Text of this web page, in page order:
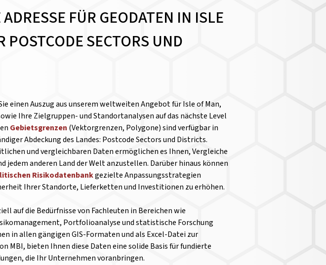
FÜR GEODATEN IN ISLE
POSTCODE SECTORS UND
einen Auszug aus unserem weltweiten Angebot für Isle of Man,
Ihre Zielgruppen- und Standortanalysen auf das nächste Level
Gebietsgrenzen (Vektorgrenzen, Polygone) sind verfügbar in
Abdeckung des Landes: Postcode Sectors und Districts.
und vergleichbaren Daten ermöglichen es Ihnen, Vergleiche
jedem anderen Land der Welt anzustellen. Darüber hinaus können
Risikodatenbankgezielte Anpassungsstrategien
Ihrer Standorte, Lieferketten und Investitionen zu erhöhen.
auf die Bedürfnisse von Fachleuten in Bereichen wie
Portfolioanalyse und statistische Forschung
in allen gängigen GIS-Formaten und als Excel-Datei zur
MBI, bieten Ihnen diese Daten eine solide Basis für fundierte
die Ihr Unternehmen voranbringen.